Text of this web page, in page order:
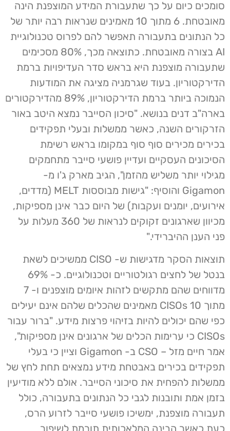
סומכים כיום על כך שתעבורת המידע המוצפנת הינה
מאובטחת. 6 מתוך 10 מאמינים שנראות רבה יותר של
כל הנתונים בתעבורה תאפשר להם לפרוס טכנולוגיית
AI בצורה מאובטחת. כתוצאה מכך, 80% מסכימים
שתעבורה מוצפנת היא בראש סדר העדיפויות ברמת
הדירקטוריון. בעוד שגרמניה מציגה את המודעות
הנמוכה ביותר ברמת הדירקטוריון, 89% מהדירקטורים
בארה"ב דנים בנושא. "סיכון הסייבר נמצא היטב באור
הזרקורים השנה, כאשר ממשלות ובעלי תפקידים
בכירים מכירים סוף סוף במקומו בראש רשימת
הסיכונים העסקיים ועדיין פושעי סייבר מתחמקים
מגילוי יותר משליש מהזמן", הגיב מארק ג'ו מ-
Gigamon והוסיף: "גישות מבוססות MELT (מדדים,
אירועים, יומנים ועקבות) של היום כבר אינן מספיקות,
מכיוון שארגונים זקוקים לנראות של 360 מעלות על
פני הענן ההיברידי."
תוצאות הסקר מדגישות ש- CISO ממשיכים לשאת
מדווחים שהם מתקשים לזהות איומים מוצפנים ו- 7
מתוך 10 CISOs מאמינים שהכלים שלהם אינם יעילים
כפי שהם יכולים להיות בזיהוי פרצות מידע. "ברור עבור
CISOs כי ערימות הכלים של ארגונים אינן מספיקות",
אמר חיים מזל – CSO ב- Gigamon וציין כי בעלי
תפקידים בכירים באבטחת מידע נמצאים תחת לחץ של
ממשלות להפחית את סיכוני הסייבר. אולם ללא מודיעין
בזמן אמת ותובנות לגבי כל הנתונים בתעבורה, כולל
תעבורה מוצפנת, ימשיכו פושעי סייבר לזרוע הרס,
כעת כאשר הבינה המלאכותית תורמת לשיפור